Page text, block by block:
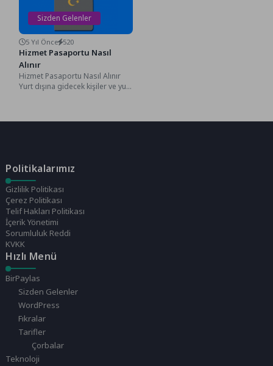
Sizden Gelenler
5 Yıl Önce 520
Hizmet Pasaportu Nasıl
Alınır
Hizmet Pasaportu Nasıl Alınır
Yurt dışına gidecek kişiler ve yurt
Politikalarımız
Gizlilik Politikası
Çerez Politikası
Telif Hakları Politikası
İçerik Yönetimi
Sorumluluk Reddi
KVKK
Hızlı Menü
BirPaylas
Sizden Gelenler
WordPress
Fıkralar
Tarifler
Çorbalar
Teknoloji